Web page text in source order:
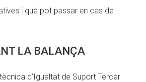
i què pot passar en cas de
LA BALANÇA
d’Igualtat de Suport Tercer